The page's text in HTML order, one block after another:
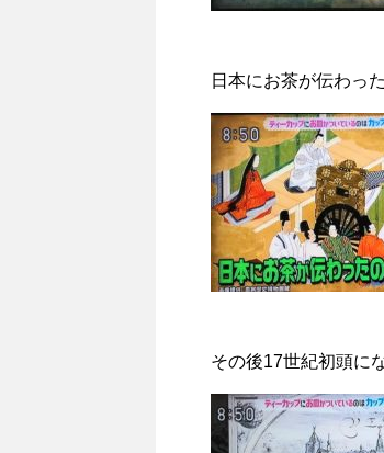
日本にお茶が伝わっ
その後17世紀初頭に